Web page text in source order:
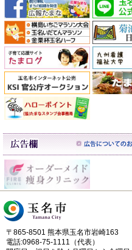
〒865-8501 熊本県玉名市岩崎163
電話:0968-75-1111（代表）